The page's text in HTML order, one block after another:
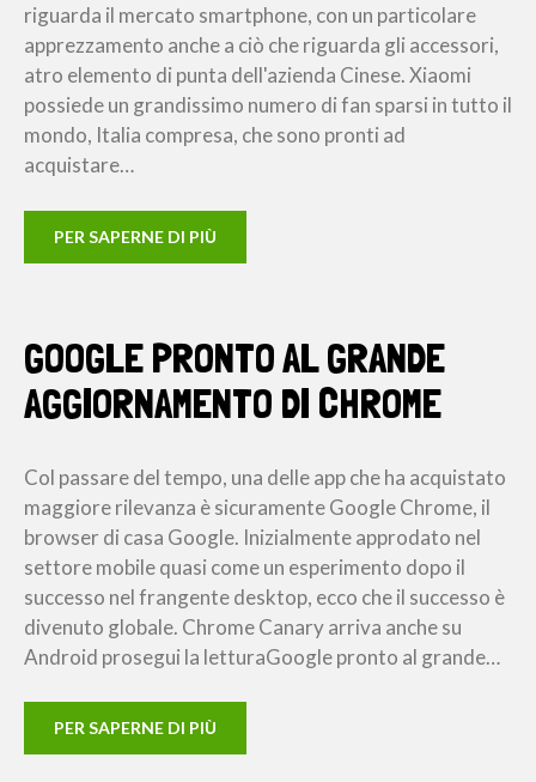
riguarda il mercato smartphone, con un particolare
apprezzamento anche a ciò che riguarda gli accessori,
atro elemento di punta dell'azienda Cinese. Xiaomi
possiede un grandissimo numero di fan sparsi in tutto il
mondo, Italia compresa, che sono pronti ad
acquistare…
PER SAPERNE DI PIÙ
GOOGLE PRONTO AL GRANDE
AGGIORNAMENTO DI CHROME
Col passare del tempo, una delle app che ha acquistato
maggiore rilevanza è sicuramente Google Chrome, il
browser di casa Google. Inizialmente approdato nel
settore mobile quasi come un esperimento dopo il
successo nel frangente desktop, ecco che il successo è
divenuto globale. Chrome Canary arriva anche su
Android prosegui la letturaGoogle pronto al grande…
PER SAPERNE DI PIÙ